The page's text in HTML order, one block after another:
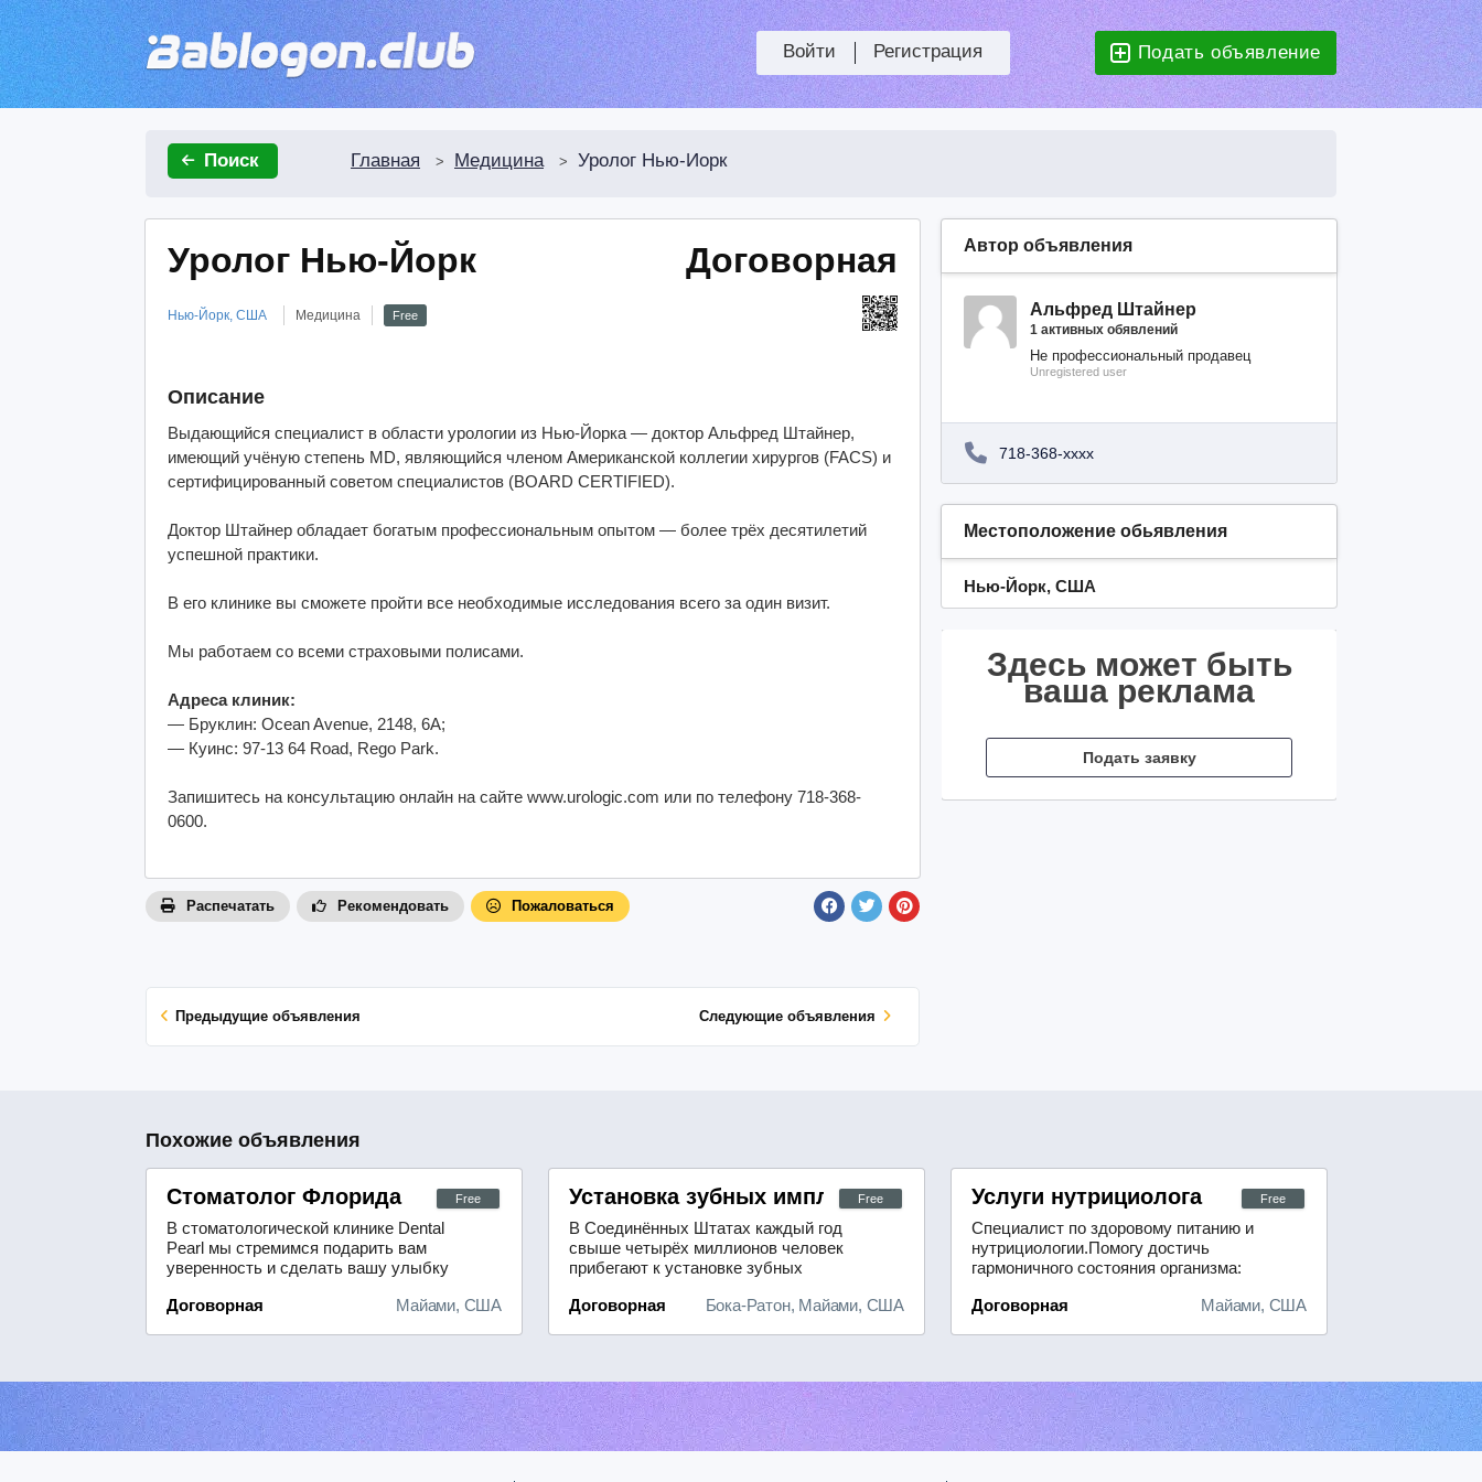
Подать объявление
Регистрация
Войти
Поиск Главная > Медицина > Уролог Нью-Йорк
Договорная
Уролог Нью-Йорк
Нью-Йорк, США Медицина Free
Описание
Выдающийся специалист в области урологии из Нью-Йорка — доктор Альфред Штайнер,
имеющий учёную степень MD, являющийся членом Американской коллегии хирургов (FACS) и
сертифицированный советом специалистов (BOARD CERTIFIED).
Доктор Штайнер обладает богатым профессиональным опытом — более трёх десятилетий
успешной практики.
В его клинике вы сможете пройти все необходимые исследования всего за один визит.
Мы работаем со всеми страховыми полисами.
Адреса клиник:
— Бруклин: Ocean Avenue, 2148, 6А;
— Куинс: 97-13 64 Road, Rego Park.
Запишитесь на консультацию онлайн на сайте www.urologic.com или по телефону 718-368-
0600.
Распечатать Рекомендовать Пожаловаться
Предыдущие объявления Cледующие объявления
Автор объявления
Альфред Штайнер
1 активных обявлений
Не профессиональный продавец
Unregistered user
718-368-xxxx
Местоположение обьявления
Нью-Йорк, США
Здесь может быть
ваша реклама
Подать заявку
Похожие объявления
Free
Договорная Майами, США
Стоматолог Флорида
В стоматологической клинике Dental
Pearl мы стремимся подарить вам
уверенность и сделать вашу улыбку
превосходных результатов мы
рынке.Мы предлагаем
разнообразный спектр
стоматологических услуг:- установка
...
Free
Договорная Бока-Ратон, Майами, США
Установка зубных имплантов Бока-Ратон
В Соединённых Штатах каждый год
свыше четырёх миллионов человек
прибегают к установке зубных
роботизированных систем в
миллиона пациентов.В клинике Drill
Bar Dental, расположенной в Бока-
Ратон, штат Ф...
Free
Договорная Майами, США
Услуги нутрициолога
Специалист по здоровому питанию и
нутрициологии.Помогу достичь
гармоничного состояния организма:
гормональный баланс,